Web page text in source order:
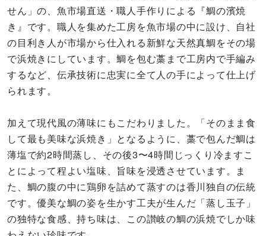
せん」の、魚市場直送・職人手作りによる『鯛の濱焼
き』です。職人を集めた工房を魚市場の中に設け、自社
の目利き人が市場から仕入れる新鮮な天然真鯛をその場
で浜焼きにしています。鯛を包む藁まで工房内で手編み
するなど、伝承技術に忠実に全て人の手によって仕上げ
られます。
加えて現代風の薄味にもこだわりました。「そのまま食
して最も美味な浜焼き」となるように、藁で包んだ鯛は
薄塩で約2時間蒸し、その後3〜4時間じっくり冷ますこ
とによって程よい塩味、旨味を浸透させています。ま
た、鯛の腹の中に鶏卵を詰めて蒸すのは香川独自の伝統
です。優美な鯛の姿を生かす工夫が生んだ「蒸し玉子」
の独特な食感、持ち味は、この讃岐の鯛の浜焼でしか味